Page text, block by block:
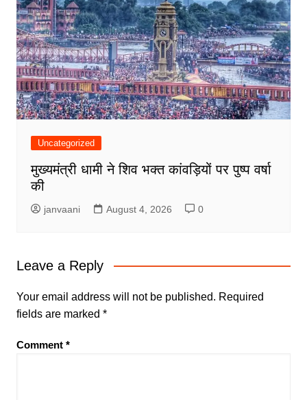
Uncategorized
मुख्यमंत्री धामी ने शिव भक्त कांवड़ियों पर पुष्प वर्षा
की
janvaani August 4, 2026 0
Leave a Reply
Your email address will not be published. Required
fields are marked *
Comment *